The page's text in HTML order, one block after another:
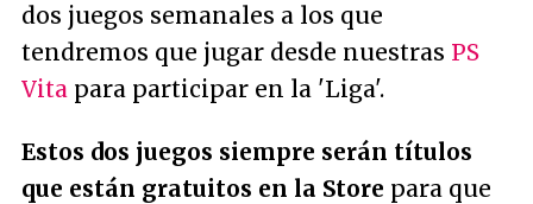
dos juegos semanales a los que
tendremos que jugar desde nuestras PS
Vita para participar en la 'Liga'.
Estos dos juegos siempre serán títulos
que están gratuitos en la Store para que